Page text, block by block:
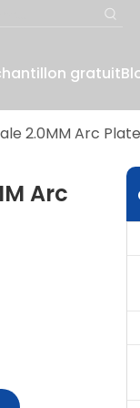
gratuit
2.0MM Arc
Arc